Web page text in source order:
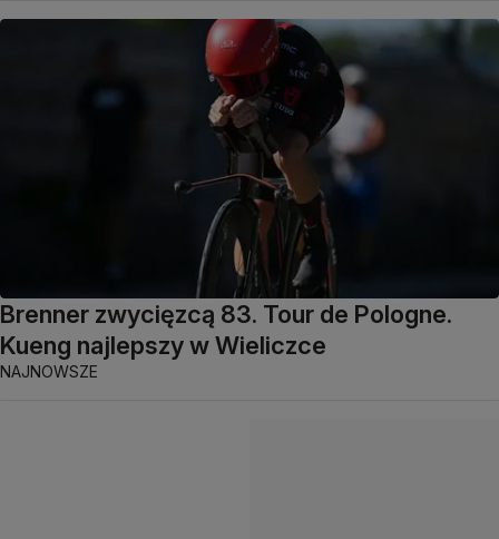
Brenner zwycięzcą 83. Tour de Pologne.
Kueng najlepszy w Wieliczce
NAJNOWSZE